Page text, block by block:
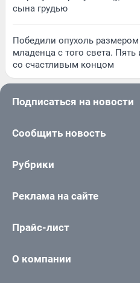
сына грудью
Победили опухоль
младенца с того света.
со счастливым концом
Подписаться на новости
Сообщить новость
Рубрики
Реклама на сайте
Прайс-лист
О компании